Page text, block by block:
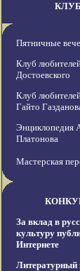
Пятничные
Клуб
Достоевского
Клуб
Гайто
Энциклопедия
Платонова
Мастерская
За вклад в
культуру
Интернете
Литературный